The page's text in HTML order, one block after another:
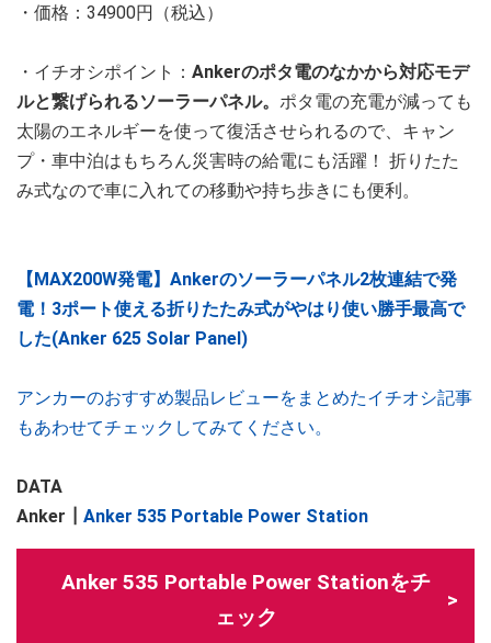
・価格：34900円（税込）
・イチオシポイント： Ankerのポタ電のなかから対応モデ
ルと繋げられるソーラーパネル。 ポタ電の充電が減っても
太陽のエネルギーを使って復活させられるので、キャン
プ・車中泊はもちろん災害時の給電にも活躍！ 折りたた
み式なので車に入れての移動や持ち歩きにも便利。
【MAX200W発電】Ankerのソーラーパネル2枚連結で発
電！3ポート使える折りたたみ式がやはり使い勝手最高で
した(Anker 625 Solar Panel)
アンカーのおすすめ製品レビューをまとめたイチオシ記事
もあわせてチェックしてみてください。
DATA
Anker┃ Anker 535 Portable Power Station
Anker 535 Portable Power Stationをチ
ェック